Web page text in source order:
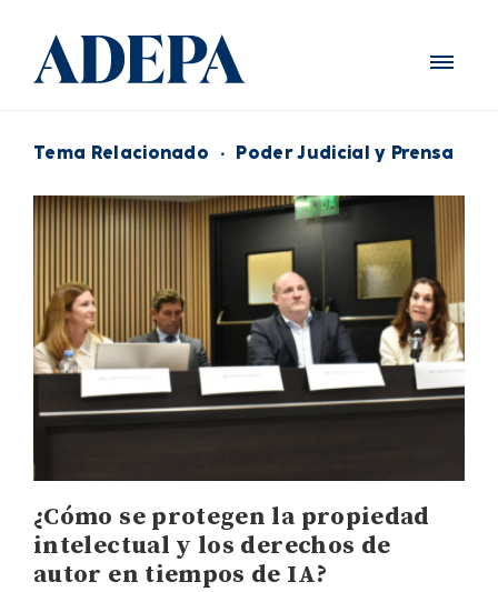
Tema Relacionado · Poder Judicial y Prensa
¿Cómo se protegen la propiedad
intelectual y los derechos de
autor en tiempos de IA?